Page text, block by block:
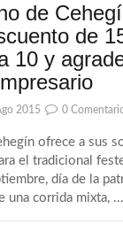
de
de
10 y
2015 0
ofrece a sus
el tradicional
día de la
una corrida mixta, ...